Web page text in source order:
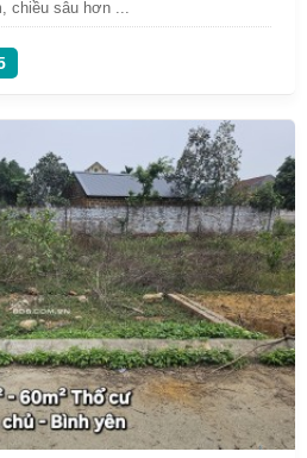
chiều sâu hơn ...